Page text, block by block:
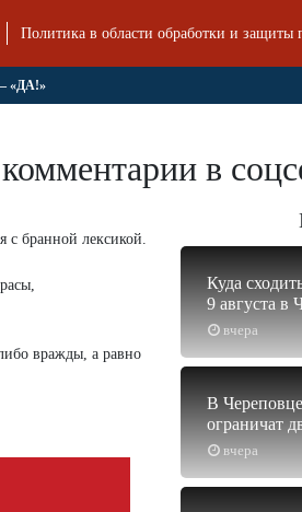
Политика в области обработки и защиты
«ДА!»
в
с бранной лексикой.
вражды, а равно
вчера
Куда
9 августа в
вчера
В
ограничат